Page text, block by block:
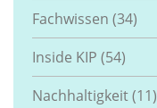
Fachwissen (34)
Inside KIP (54)
Nachhaltigkeit(11)